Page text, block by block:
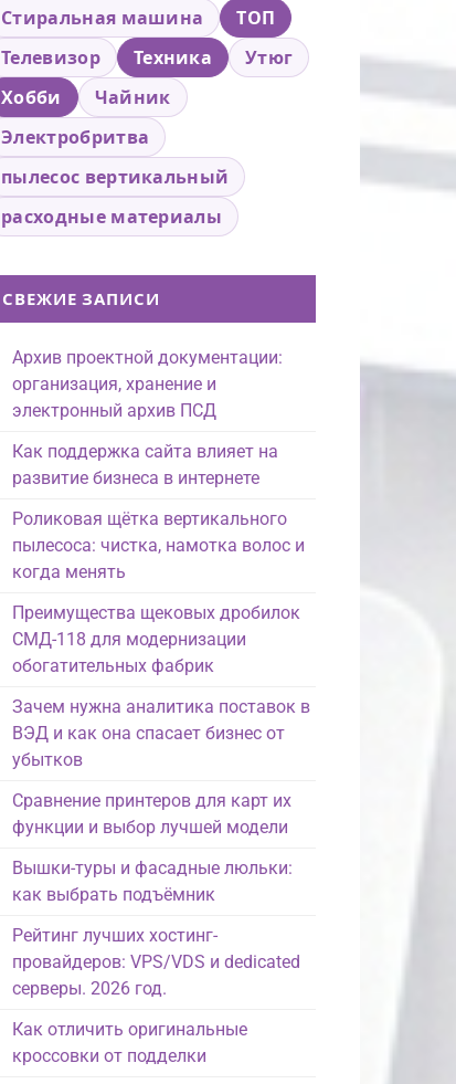
Стиральная машина
ТОП
Телевизор
Техника
Утюг
Хобби
Чайник
Электробритва
пылесос вертикальный
расходные материалы
СВЕЖИЕ ЗАПИСИ
Архив проектной документации:
организация, хранение и
электронный архив ПСД
Как поддержка сайта влияет на
развитие бизнеса в интернете
Роликовая щётка вертикального
пылесоса: чистка, намотка волос и
когда менять
Преимущества щековых дробилок
СМД-118 для модернизации
обогатительных фабрик
Зачем нужна аналитика поставок в
ВЭД и как она спасает бизнес от
убытков
Сравнение принтеров для карт их
функции и выбор лучшей модели
Вышки-туры и фасадные люльки:
как выбрать подъёмник
Рейтинг лучших хостинг-
провайдеров: VPS/VDS и dedicated
серверы. 2026 год.
Как отличить оригинальные
кроссовки от подделки